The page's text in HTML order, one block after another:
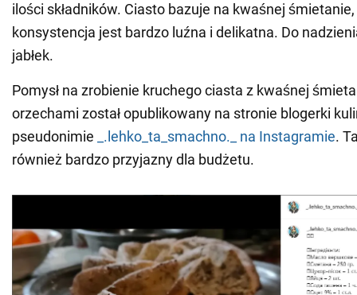
ilości składników. Ciasto bazuje na kwaśnej
konsystencja jest bardzo luźna i delikatna. Do
jabłek.
Pomysł na zrobienie kruchego ciasta z kwaśnej
orzechami został opublikowany na stronie blogerki
pseudonimie
_.lehko_ta_smachno._ na Instagramie.
również bardzo przyjazny dla budżetu.